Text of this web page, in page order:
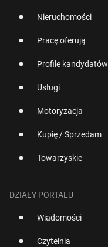
Nieruchomości
Pracę oferują
Profile kandydatów
Usługi
Motoryzacja
Kupię / Sprzedam
Towarzyskie
DZIAŁY PORTALU
Wiadomości
Czytelnia